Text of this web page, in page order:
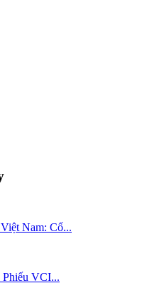
Nam: Cổ...
Phiếu VCI...